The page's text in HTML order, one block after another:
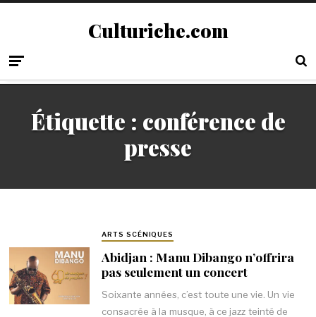
Culturiche.com
Étiquette : conférence de
presse
ARTS SCÉNIQUES
Abidjan : Manu Dibango n’offrira
pas seulement un concert
Soixante années, c’est toute une vie. Un vie
consacrée à la musque, à ce jazz teinté de